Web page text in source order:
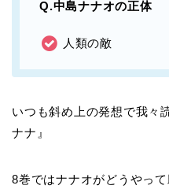
Q.中島ナナオの正体
人類の敵
いつも斜め上の発想で我々
ナナ』
8巻ではナナオがどうやっ